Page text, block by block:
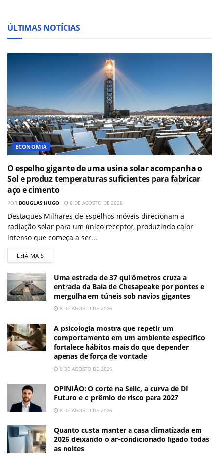
ÚLTIMAS NOTÍCIAS
ECONOMIA
O espelho gigante de uma usina solar acompanha o
Sol e produz temperaturas suficientes para fabricar
aço e cimento
POR DOUGLAS HUGO 8 DE AGOSTO DE 2026
Destaques Milhares de espelhos móveis direcionam a
radiação solar para um único receptor, produzindo calor
intenso que começa a ser...
LEIA MAIS
Uma estrada de 37 quilômetros cruza a
entrada da Baía de Chesapeake por pontes e
mergulha em túneis sob navios gigantes
8 DE AGOSTO DE 2026
A psicologia mostra que repetir um
comportamento em um ambiente específico
fortalece hábitos mais do que depender
apenas de força de vontade
8 DE AGOSTO DE 2026
OPINIÃO: O corte na Selic, a curva de DI
Futuro e o prêmio de risco para 2027
8 DE AGOSTO DE 2026
Quanto custa manter a casa climatizada em
2026 deixando o ar-condicionado ligado todas
as noites